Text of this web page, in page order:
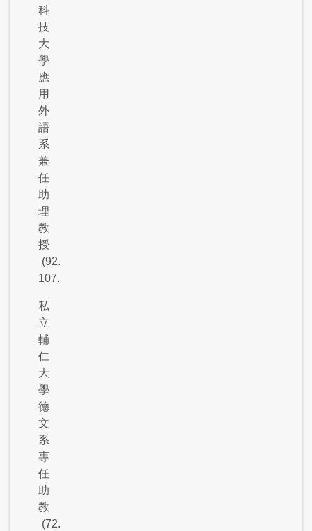
科
技
大
學
應
用
外
語
系
兼
任
助
理
教
授
(92.2-
107.1)
私
立
輔
仁
大
學
德
文
系
專
任
助
教
(72.8-